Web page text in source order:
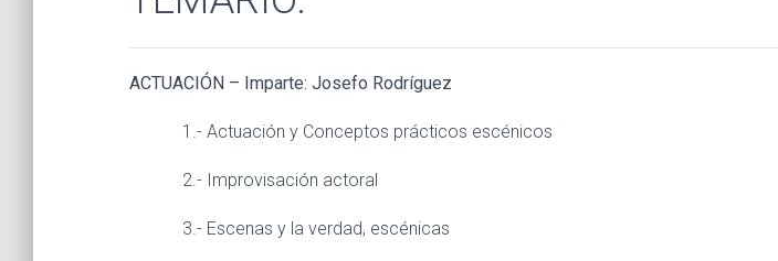
ACTUACIÓN – Imparte: Josefo Rodríguez
1.- Actuación y Conceptos prácticos escénicos
2.- Improvisación actoral
3.- Escenas y la verdad, escénicas